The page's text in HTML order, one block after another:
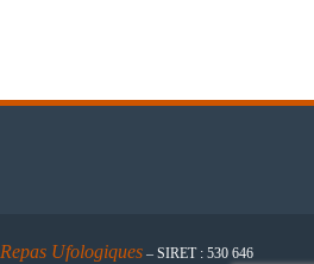
Repas Ufologiques– SIRET : 530 646